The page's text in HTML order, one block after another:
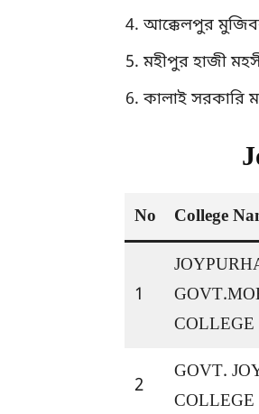
আক্কেলপুর
মহীপুর হাজী
কালাই সরকারি
No College
1
COLLEGE
2
GOVT.
COLLEGE